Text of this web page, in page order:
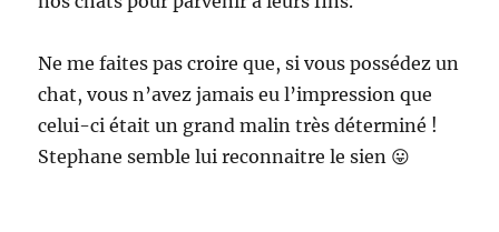
Ne me faites pas croire que, si vous possédez un
chat, vous n’avez jamais eu l’impression que
celui-ci était un grand malin très déterminé !
Stephane semble lui reconnaitre le sien 😛